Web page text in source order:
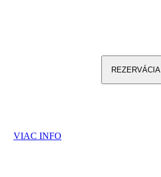
REZERVÁCIA
VIAC INFO